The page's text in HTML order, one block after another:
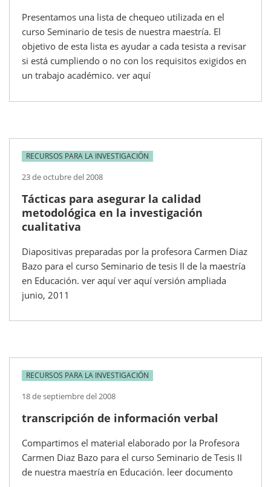
Presentamos una lista de chequeo utilizada en el
curso Seminario de tesis de nuestra maestría. El
objetivo de esta lista es ayudar a cada tesista a revisar
si está cumpliendo o no con los requisitos exigidos en
un trabajo académico. ver aquí
RECURSOS PARA LA INVESTIGACIÓN
23 de octubre del 2008
Tácticas para asegurar la calidad
metodológica en la investigación
cualitativa
Diapositivas preparadas por la profesora Carmen Diaz
Bazo para el curso Seminario de tesis II de la maestría
en Educación. ver aquí ver aquí versión ampliada
junio, 2011
RECURSOS PARA LA INVESTIGACIÓN
18 de septiembre del 2008
transcripción de información verbal
Compartimos el material elaborado por la Profesora
Carmen Diaz Bazo para el curso Seminario de Tesis II
de nuestra maestría en Educación. leer documento